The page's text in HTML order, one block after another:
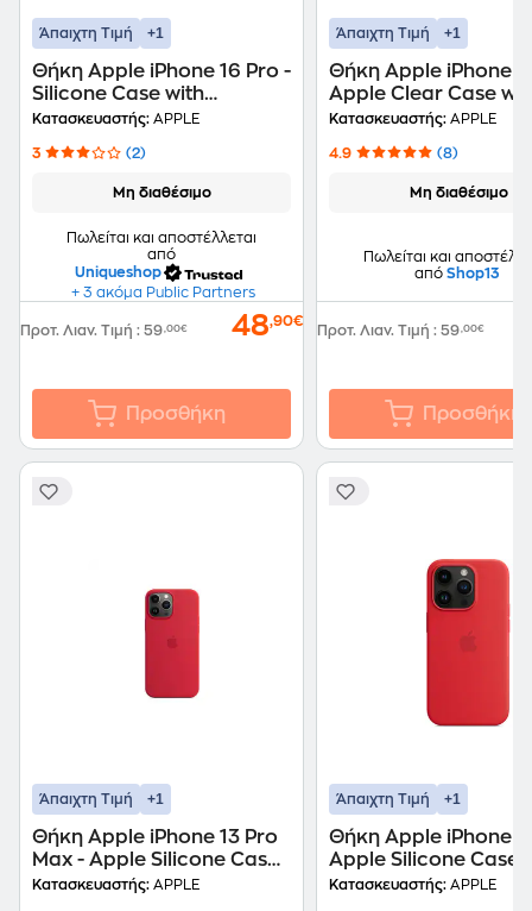
Άπαιχτη Τιμή +1
Θήκη Apple iPhone 16 Pro -
Silicone Case with
MagSafe - Fuchsia
Κατασκευαστής: APPLE
3 (2)
Μη διαθέσιμο
Πωλείται και αποστέλλεται
από
Uniqueshop
+ 3 ακόμα Public Partners
Προτ. Λιαν. Τιμή : 59,00€ 48,90€
Προσθήκη
Άπαιχτη Τιμή +1
Θήκη Apple iPhone
Apple Clear Case
MagSafe -
Κατασκευαστής: APPLE
4.9 (8)
Μη διαθέσιμο
Πωλείται και
από Shop13
Προτ. Λιαν. Τιμή : 59,00€
Προσθήκη
Άπαιχτη Τιμή +1
Θήκη Apple iPhone 13 Pro
Max - Apple Silicone Case
with MagSafe - Product
Κατασκευαστής: APPLE
Άπαιχτη Τιμή +1
Θήκη Apple iPhone
Apple Silicone Case
MagSafe -
Κατασκευαστής: APPLE